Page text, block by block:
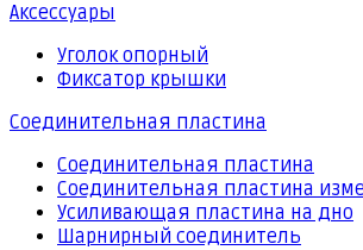
Аксессуары
Уголок опорный
Фиксатор крышки
Соединительная пластина
Соединительная пластина
Соединительная пластина
Усиливающая пластина на дно
Шарнирный соединитель